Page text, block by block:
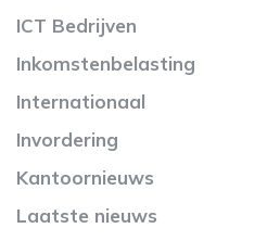
ICT Bedrijven
Inkomstenbelasting
Internationaal
Invordering
Kantoornieuws
Laatste nieuws